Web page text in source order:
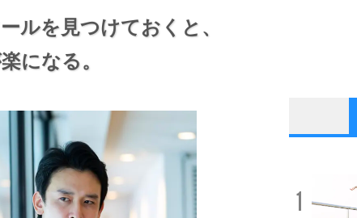
ルを見つけておくと、
になる。
1